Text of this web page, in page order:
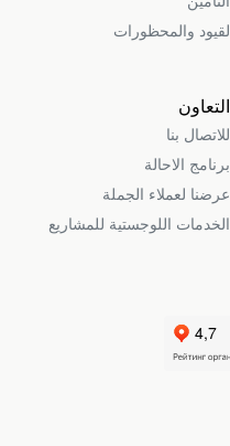
لقيود والمحظورات
التعاون
للاتصال بنا
برنامج الاحالة
عرضنا لعملاء الجملة
الخدمات اللوجستية للمشاريع